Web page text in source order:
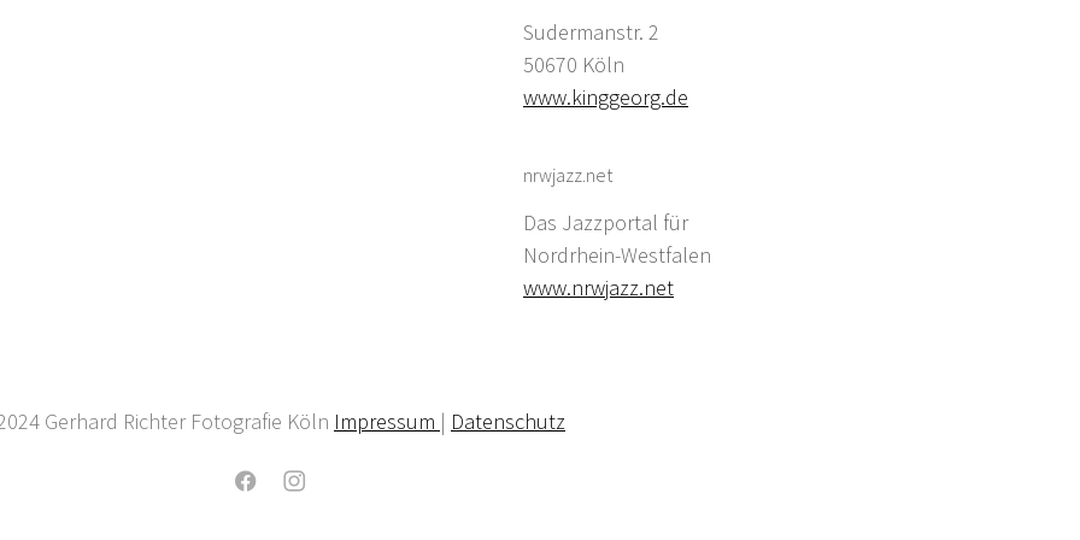
Sudermanstr. 2
50670 Köln
www.kinggeorg.de
nrwjazz.net
Das Jazzportal für
Nordrhein-Westfalen
www.nrwjazz.net
Gerhard Richter Fotografie Köln Impressum | Datenschutz
FacebookInstagram